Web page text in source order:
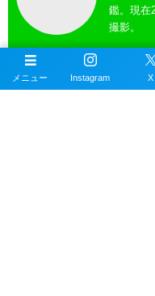
鑑。現在
撮影。
メニュー Instagram X